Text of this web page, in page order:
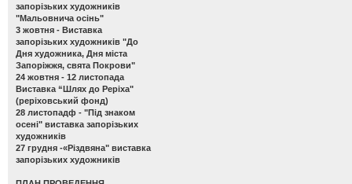
запорізьких художників
"Мальовнича осінь"
3 жовтня - Виставка
запорізьких художників "До
Дня художника, Дня міста
Запоріжжя, свята Покрови"
24 жовтня - 12 листопада
Виставка “Шлях до Реріха"
(реріховський фонд)
28 листопадф - "Під знаком
осені" виставка запорізьких
художників
27 грудня -«Різдвяна" виставка
запорізьких художників